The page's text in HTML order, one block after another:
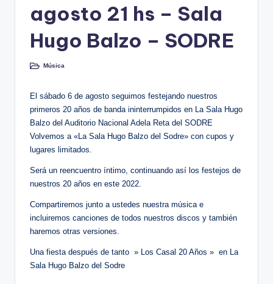
agosto 21 hs – Sala
Hugo Balzo – SODRE
Publicado
Música
El sábado 6 de agosto seguimos festejando nuestros
primeros 20 años de banda ininterrumpidos en La Sala Hugo
Balzo del Auditorio Nacional Adela Reta del SODRE
Volvemos a «La Sala Hugo Balzo del Sodre» con cupos y
lugares limitados.
Será un reencuentro íntimo, continuando así los festejos de
nuestros 20 años en este 2022.
Compartiremos junto a ustedes nuestra música e
incluiremos canciones de todos nuestros discos y también
haremos otras versiones.
Una fiesta después de tanto » Los Casal 20 Años » en La
Sala Hugo Balzo del Sodre